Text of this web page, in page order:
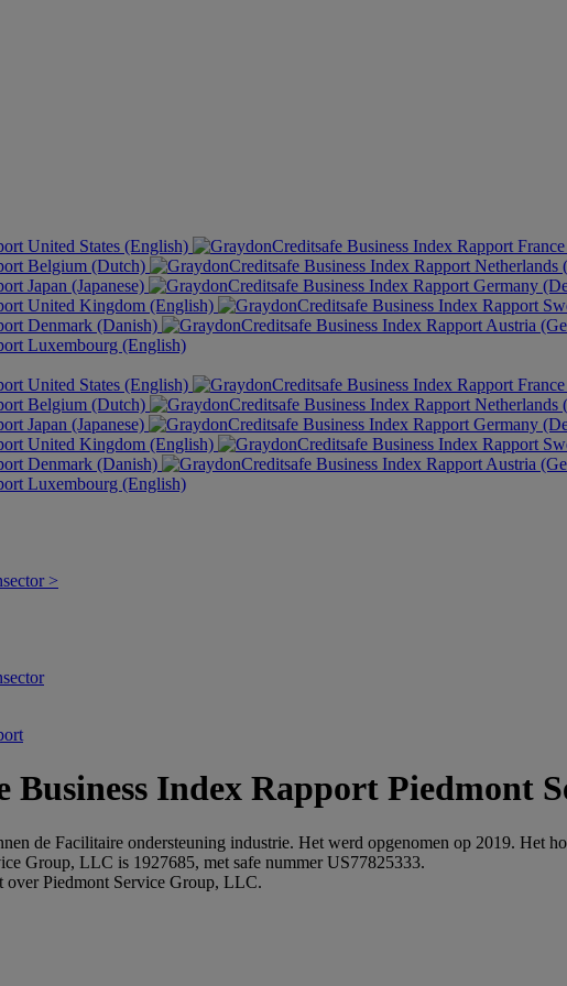
United States (English)
Belgium (Dutch)
Netherlands
Japan (Japanese)
Germany
United Kingdom (English)
Denmark (Danish)
Austria
Luxembourg (English)
United States (English)
Belgium (Dutch)
Netherlands
Japan (Japanese)
Germany
United Kingdom (English)
Denmark (Danish)
Austria
Luxembourg (English)
>
Piedmont
de Facilitaire ondersteuning industrie. Het werd opgenomen op 2019. Het
Group, LLC is 1927685, met safe nummer US77825333.
Piedmont Service Group, LLC.